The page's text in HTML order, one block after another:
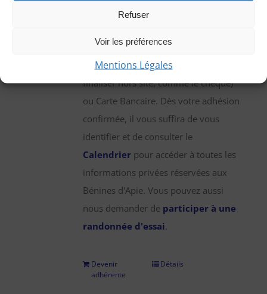
Refuser
Voir les préférences
Mentions Légales
association, nous vous demandons
que vous pouvez régler par chèque,
virement bancaire (démarche à
finaliser hors site, comme le chèque)
ou Carte Bancaire. Dès votre adhésion
confirmée, il vous suffira de vous
identifier et de consulter le
Calendrier pour accéder à toutes les
informations privées réservées aux
Bénines d'Apie. Vous pouvez aussi
nous demander de participer à une
randonnée d'essai.
Devenir
adhérente
Détails